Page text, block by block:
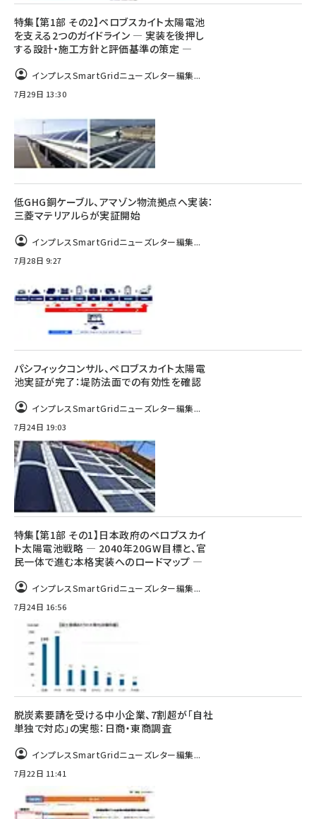
特集【第1部 その2】ペロブスカイト太陽電池
を支える2つのガイドライン ― 実装を後押し
する設計・施工方針と評価基準の策定 ―
インプレスSmartGridニューズレター編集...
7月29日 13:30
低GHG銅ケーブル、アマゾン物流拠点へ実装：
三菱マテリアルらが実証開始
インプレスSmartGridニューズレター編集...
7月28日 9:27
パシフィックコンサル、ペロブスカイト太陽電
池実証が完了：堤防法面での有効性を確認
インプレスSmartGridニューズレター編集...
7月24日 19:03
特集【第1部 その1】日本政府のペロブスカイ
ト太陽電池戦略 ― 2040年20GW目標と、官
民一体で進む本格実装へのロードマップ ―
インプレスSmartGridニューズレター編集...
7月24日 16:56
脱炭素要請を受ける中小企業、7割超が「自社
単独で対応」の実態：日商・東商調査
インプレスSmartGridニューズレター編集...
7月22日 11:41